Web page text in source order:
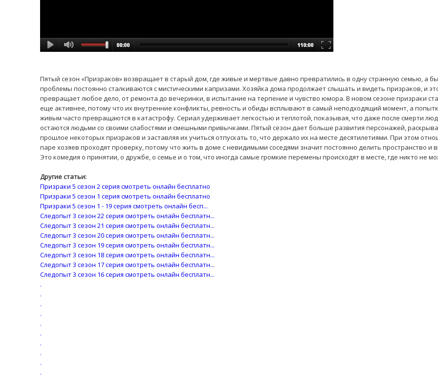
Пятый сезон «Призраков» возвращает в старый дом, где живые и мертвые давно превратились в одну странную семью, а
проблемы постоянно сталкиваются с мистическими капризами. Хозяйка дома продолжает слышать и видеть призраков, и
превращает любое дело, от ремонта до вечеринки, в испытание на терпение и чувство юмора. В новом сезоне призраки
еще активнее, потому что их внутренние конфликты, ревность и обиды всплывают в самый неподходящий момент, а
живым часто превращаются в катастрофу. Сериал удерживает легкостью и теплотой, показывая, что даже после смерти
остаются людьми со своими слабостями и смешными привычками. Пятый сезон дает больше развития персонажей,
прошлое некоторых призраков и заставляя их учиться отпускать то, что держало их на месте десятилетиями. При этом
паре хозяев проходят проверку, потому что жить в доме с невидимыми соседями значит постоянно делить пространство и
Это комедия о принятии, о дружбе, о семье и о том, что иногда самые громкие перемены происходят в месте, где никто не
Другие статьи:
Призраки 5 сезон 2 серия смотреть онлайн бесплатно
Призраки 5 сезон 1 серия смотреть онлайн бесплатно
Призраки 5 сезон 1 - 19 серия смотреть онлайн бесп...
Следопыт 3 сезон 22 серия смотреть онлайн бесплатн...
Следопыт 3 сезон 21 серия смотреть онлайн бесплатн...
Следопыт 3 сезон 20 серия смотреть онлайн бесплатн...
Следопыт 3 сезон 19 серия смотреть онлайн бесплатн...
Следопыт 3 сезон 18 серия смотреть онлайн бесплатн...
Следопыт 3 сезон 17 серия смотреть онлайн бесплатн...
Следопыт 3 сезон 16 серия смотреть онлайн бесплатн...
.
.
.
.
.
.
.
.
.
.